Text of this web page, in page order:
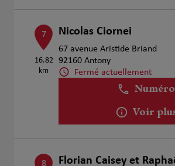
7
16.82
km
Nicolas Ciornei
67 avenue Aristide Briand
92160 Antony
Fermé actuellement
Numéro
Voir
8 Florian Caisey et